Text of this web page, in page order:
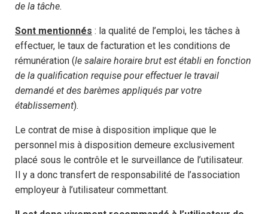
de la tâche.
Sont mentionnés : la qualité de l’emploi, les tâches à
effectuer, le taux de facturation et les conditions de
rémunération (le salaire horaire brut est établi en fonction
de la qualification requise pour effectuer le travail
demandé et des barèmes appliqués par votre
établissement).
Le contrat de mise à disposition implique que le
personnel mis à disposition demeure exclusivement
placé sous le contrôle et le surveillance de l’utilisateur.
Il y a donc transfert de responsabilité de l’association
employeur à l’utilisateur commettant.